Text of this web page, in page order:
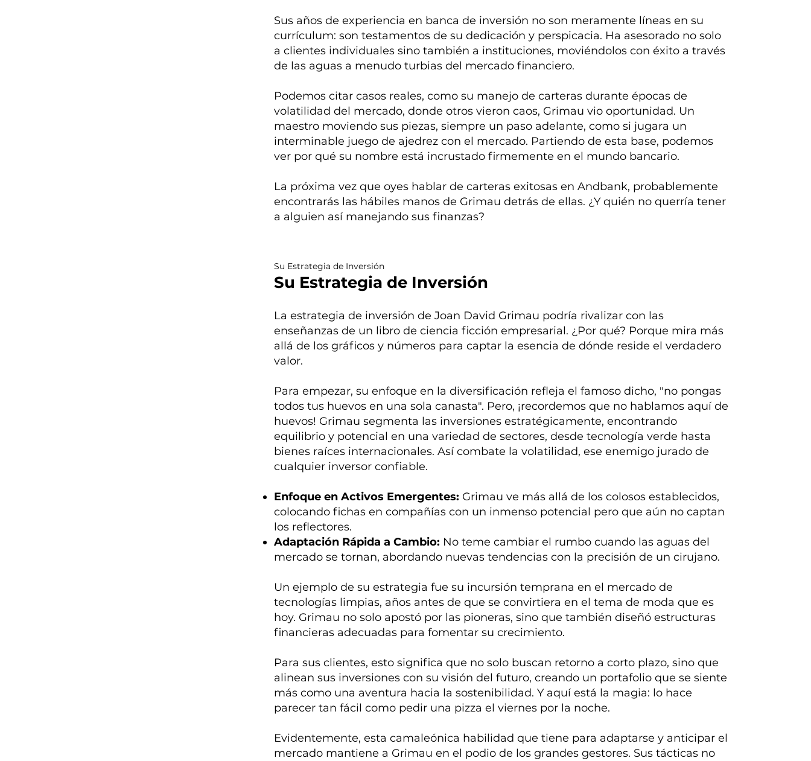
Su Estrategia de Inversión
Su Estrategia de Inversión
La estrategia de inversión de Joan David Grimau podría rivalizar con las
enseñanzas de un libro de ciencia ficción empresarial. ¿Por qué? Porque mira más
allá de los gráficos y números para captar la esencia de dónde reside el verdadero
valor.
Para empezar, su enfoque en la diversificación refleja el famoso dicho, "no pongas
todos tus huevos en una sola canasta". Pero, ¡recordemos que no hablamos aquí de
huevos! Grimau segmenta las inversiones estratégicamente, encontrando
equilibrio y potencial en una variedad de sectores, desde tecnología verde hasta
bienes raíces internacionales. Así combate la volatilidad, ese enemigo jurado de
cualquier inversor confiable.
Enfoque en Activos Emergentes: Grimau ve más allá de los colosos establecidos,
colocando fichas en compañías con un inmenso potencial pero que aún no captan
los reflectores.
Adaptación Rápida a Cambio: No teme cambiar el rumbo cuando las aguas del
mercado se tornan, abordando nuevas tendencias con la precisión de un cirujano.
Un ejemplo de su estrategia fue su incursión temprana en el mercado de
tecnologías limpias, años antes de que se convirtiera en el tema de moda que es
hoy. Grimau no solo apostó por las pioneras, sino que también diseñó estructuras
financieras adecuadas para fomentar su crecimiento.
Para sus clientes, esto significa que no solo buscan retorno a corto plazo, sino que
alinean sus inversiones con su visión del futuro, creando un portafolio que se siente
más como una aventura hacia la sostenibilidad. Y aquí está la magia: lo hace
parecer tan fácil como pedir una pizza el viernes por la noche.
Evidentemente, esta camaleónica habilidad que tiene para adaptarse y anticipar el
mercado mantiene a Grimau en el podio de los grandes gestores. Sus tácticas no
Sus años de experiencia en banca de inversión no son meramente líneas en su
currículum: son testamentos de su dedicación y perspicacia. Ha asesorado no solo
a clientes individuales sino también a instituciones, moviéndolos con éxito a través
de las aguas a menudo turbias del mercado financiero.
Podemos citar casos reales, como su manejo de carteras durante épocas de
volatilidad del mercado, donde otros vieron caos, Grimau vio oportunidad. Un
maestro moviendo sus piezas, siempre un paso adelante, como si jugara un
interminable juego de ajedrez con el mercado. Partiendo de esta base, podemos
ver por qué su nombre está incrustado firmemente en el mundo bancario.
La próxima vez que oyes hablar de carteras exitosas en Andbank, probablemente
encontrarás las hábiles manos de Grimau detrás de ellas. ¿Y quién no querría tener
a alguien así manejando sus finanzas?